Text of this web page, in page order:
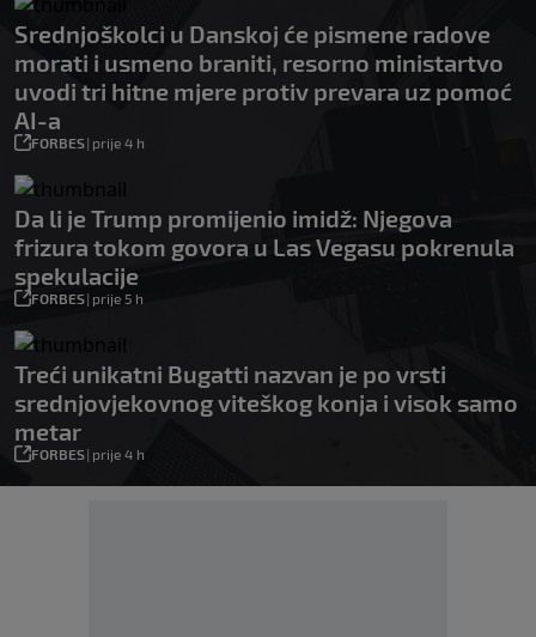
Srednjoškolci u Danskoj će pismene radove
morati i usmeno braniti, resorno ministartvo
uvodi tri hitne mjere protiv prevara uz pomoć
AI-a
FORBES| prije 4 h
Da li je Trump promijenio imidž: Njegova
frizura tokom govora u Las Vegasu pokrenula
spekulacije
FORBES| prije 5 h
Treći unikatni Bugatti nazvan je po vrsti
srednjovjekovnog viteškog konja i visok samo
metar
FORBES| prije 4 h